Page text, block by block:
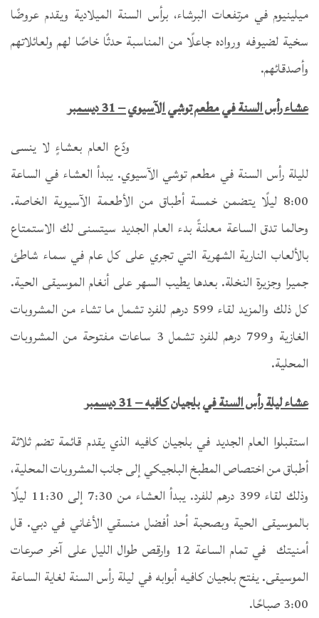
ميلينيوم في مرتفعات البرشاء، برأس السنة الميلادية ويقدم عروضًا
سخية لضيوفه ورواده جاعلًا من المناسبة حدثًا خاصًا لهم ولعائلاتهم
وأصدقائهم.
عشاء رأس السنة في مطعم توشي الآسيوي – 31 ديسمبر
ودّع العام بعشاءٍ لا ينسى
لليلة رأس السنة في مطعم توشي الآسيوي. يبدأ العشاء في الساعة
8:00 ليلًا يتضمن خمسة أطباق من الأطعمة الآسيوية الخاصة.
وحالما تدق الساعة معلنةً بدء العام الجديد سيتسنى لك الاستمتاع
بالألعاب النارية الشهرية التي تجري على كل عام في سماء شاطئ
جميرا وجزيرة النخلة. بعدها يطيب السهر على أنغام الموسيقى الحية.
كل ذلك والمزيد لقاء 599 درهم للفرد تشمل ما تشاء من المشروبات
الغازية و799 درهم للفرد تشمل 3 ساعات مفتوحة من المشروبات
المحلية.
عشاء ليلة رأس السنة في بلجيان كافيه – 31 ديسمبر
استقبلوا العام الجديد في بلجيان كافيه الذي يقدم قائمة تضم ثلاثة
أطباق من اختصاص المطبخ البلجيكي إلى جانب المشروبات المحلية،
وذلك لقاء 399 درهم للفرد. يبدأ العشاء من 7:30 إلى 11:30 ليلًا
بالموسيقى الحية وبصحبة أحد أفضل منسقي الأغاني في دبي. قل
أمنيتك في تمام الساعة 12 وارقص طوال الليل على آخر صرعات
الموسيقى. يفتح بلجيان كافيه أبوابه في ليلة رأس السنة لغاية الساعة
3:00 صباحًا.